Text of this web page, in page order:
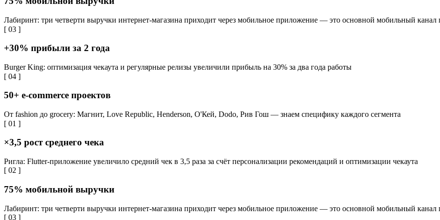
Лабиринт: три четверти выручки интернет-магазина приходит через мобильное приложение — это основной мобильный канал
[ 03 ]
+30% прибыли за 2 года
Burger King: оптимизация чекаута и регулярные релизы увеличили прибыль на 30% за два года работы
[ 04 ]
50+ e-commerce проектов
От fashion до grocery: Магнит, Love Republic, Henderson, О'Кей, Dodo, Рив Гош — знаем специфику каждого сегмента
[ 01 ]
×3,5 рост среднего чека
Ригла: Flutter-приложение увеличило средний чек в 3,5 раза за счёт персонализации рекомендаций и оптимизации чекаута
[ 02 ]
75% мобильной выручки
Лабиринт: три четверти выручки интернет-магазина приходит через мобильное приложение — это основной мобильный канал
[ 03 ]